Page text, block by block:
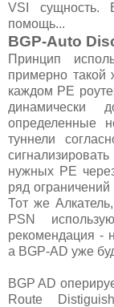
VSI сущность.
помощь...
BGP-Auto
Принцип
примерно
каждом PE
динамически
определенные
туннели
нужных PE
ряд
Тот же
PSN
рекомендация -
а BGP-AD уже
BGP AD
Route